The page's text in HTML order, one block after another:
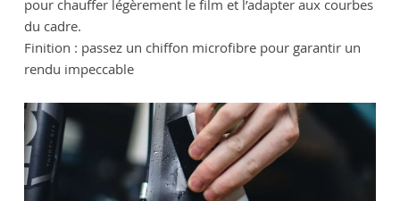
pour chauffer légèrement le film et l’adapter aux courbes
du cadre.
Finition : passez un chiffon microfibre pour garantir un
rendu impeccable